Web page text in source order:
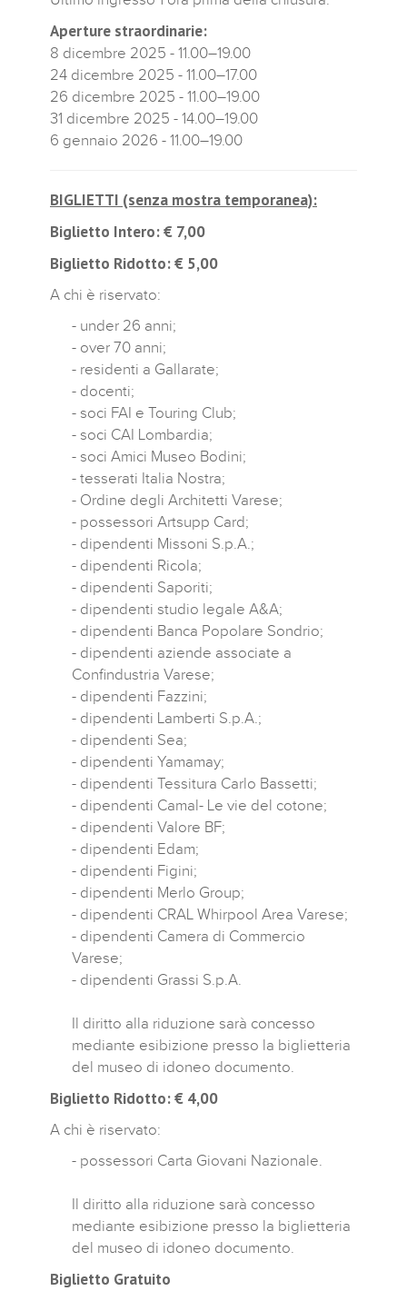
Aperture straordinarie:
8 dicembre 2025 - 11.00–19.00
24 dicembre 2025 - 11.00–17.00
26 dicembre 2025 - 11.00–19.00
31 dicembre 2025 - 14.00–19.00
6 gennaio 2026 - 11.00–19.00
BIGLIETTI (senza mostra temporanea):
Biglietto Intero: € 7,00
Biglietto Ridotto: € 5,00
A chi è riservato:
- under 26 anni;
- over 70 anni;
- residenti a Gallarate;
- docenti;
- soci FAI e Touring Club;
- soci CAI Lombardia;
- soci Amici Museo Bodini;
- tesserati Italia Nostra;
- Ordine degli Architetti Varese;
- possessori Artsupp Card;
- dipendenti Missoni S.p.A.;
- dipendenti Ricola;
- dipendenti Saporiti;
- dipendenti studio legale A&A;
- dipendenti Banca Popolare Sondrio;
- dipendenti aziende associate a
Confindustria Varese;
- dipendenti Fazzini;
- dipendenti Lamberti S.p.A.;
- dipendenti Sea;
- dipendenti Yamamay;
- dipendenti Tessitura Carlo Bassetti;
- dipendenti Camal- Le vie del cotone;
- dipendenti Valore BF;
- dipendenti Edam;
- dipendenti Figini;
- dipendenti Merlo Group;
- dipendenti CRAL Whirpool Area Varese;
- dipendenti Camera di Commercio
Varese;
- dipendenti Grassi S.p.A.
Il diritto alla riduzione sarà concesso
mediante esibizione presso la biglietteria
del museo di idoneo documento.
Biglietto Ridotto: € 4,00
A chi è riservato:
- possessori Carta Giovani Nazionale.
Il diritto alla riduzione sarà concesso
mediante esibizione presso la biglietteria
del museo di idoneo documento.
Biglietto Gratuito